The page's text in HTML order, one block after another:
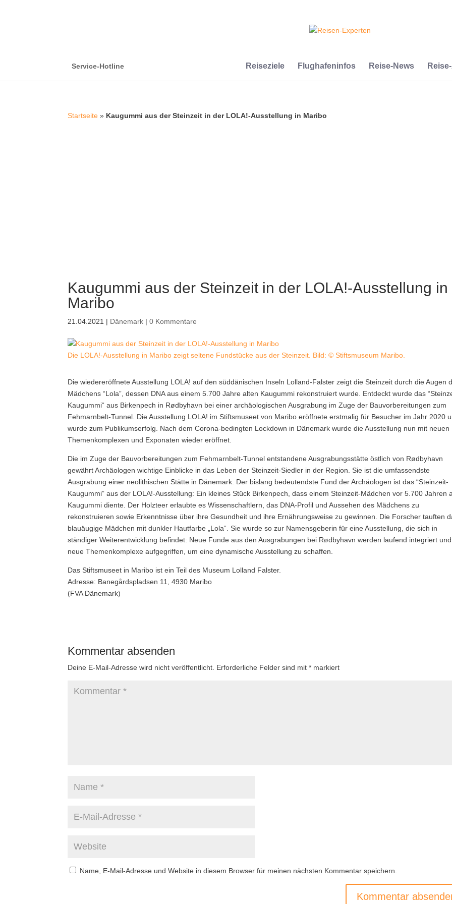
Service-Hotline Reiseziele Flughafeninfos Reise-News
Startseite » Kaugummi aus der Steinzeit in der LOLA!-Ausstellung in Maribo
Kaugummi aus der Steinzeit in der LOLA!-Ausstellung in
Maribo
21.04.2021 | Dänemark |0 Kommentare
Die LOLA!-Ausstellung in Maribo zeigt seltene Fundstücke aus der Steinzeit. Bild: © Stiftsmuseum Maribo.
Die wiedereröffnete Ausstellung LOLA! auf den süddänischen Inseln Lolland-Falster zeigt die Steinzeit durch die Augen
Mädchens “Lola”, dessen DNA aus einem 5.700 Jahre alten Kaugummi rekonstruiert wurde. Entdeckt wurde das
Kaugummi“ aus Birkenpech in Rødbyhavn bei einer archäologischen Ausgrabung im Zuge der Bauvorbereitungen zum
Fehmarnbelt-Tunnel. Die Ausstellung LOLA! im Stiftsmuseet von Maribo eröffnete erstmalig für Besucher im Jahr 2020
wurde zum Publikumserfolg. Nach dem Corona-bedingten Lockdown in Dänemark wurde die Ausstellung nun mit neuen
Themenkomplexen und Exponaten wieder eröffnet.
Die im Zuge der Bauvorbereitungen zum Fehmarnbelt-Tunnel entstandene Ausgrabungsstätte östlich von Rødbyhavn
gewährt Archäologen wichtige Einblicke in das Leben der Steinzeit-Siedler in der Region. Sie ist die umfassendste
Ausgrabung einer neolithischen Stätte in Dänemark. Der bislang bedeutendste Fund der Archäologen ist das “Steinzeit-
Kaugummi” aus der LOLA!-Ausstellung: Ein kleines Stück Birkenpech, dass einem Steinzeit-Mädchen vor 5.700 Jahren
Kaugummi diente. Der Holzteer erlaubte es Wissenschaftlern, das DNA-Profil und Aussehen des Mädchens zu
rekonstruieren sowie Erkenntnisse über ihre Gesundheit und ihre Ernährungsweise zu gewinnen. Die Forscher tauften
blauäugige Mädchen mit dunkler Hautfarbe „Lola“. Sie wurde so zur Namensgeberin für eine Ausstellung, die sich in
ständiger Weiterentwicklung befindet: Neue Funde aus den Ausgrabungen bei Rødbyhavn werden laufend integriert und
neue Themenkomplexe aufgegriffen, um eine dynamische Ausstellung zu schaffen.
Das Stiftsmuseet in Maribo ist ein Teil des Museum Lolland Falster.
Adresse: Banegårdspladsen 11, 4930 Maribo
(FVA Dänemark)
Kommentar absenden
Deine E-Mail-Adresse wird nicht veröffentlicht. Erforderliche Felder sind mit* markiert
Name, E-Mail-Adresse und Website in diesem Browser für meinen nächsten Kommentar speichern.